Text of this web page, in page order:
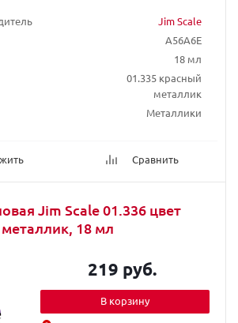
Jim Scale
A56A6E
18 мл
01.335 красный
металлик
Металлики
Сравнить
Jim Scale 01.336 цвет
18 мл
219 руб.
В корзину